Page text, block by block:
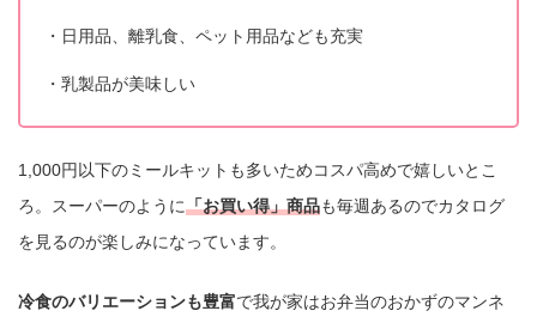
・日用品、離乳食、ペット用品なども充実
・乳製品が美味しい
1,000円以下のミールキットも多いためコスパ高めで嬉しいとこ
ろ。スーパーのように「お買い得」商品も毎週あるのでカタログ
を見るのが楽しみになっています。
冷食のバリエーションも豊富で我が家はお弁当のおかずのマンネ